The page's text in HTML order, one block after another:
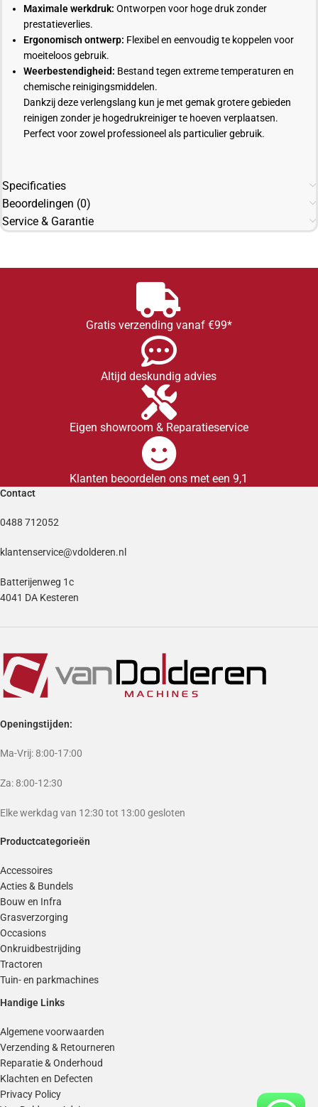
Maximale werkdruk: Ontworpen voor hoge druk zonder
prestatieverlies.
Ergonomisch ontwerp: Flexibel en eenvoudig te koppelen voor
moeiteloos gebruik.
Weerbestendigheid: Bestand tegen extreme temperaturen en
chemische reinigingsmiddelen.
Dankzij deze verlengslang kun je met gemak grotere gebieden
reinigen zonder je hogedrukreiniger te hoeven verplaatsen.
Perfect voor zowel professioneel als particulier gebruik.
Specificaties
Beoordelingen (0)
Service & Garantie
Gratis verzending vanaf €99*
Altijd deskundig advies
Eigen showroom & Reparatieservice
Klanten beoordelen ons met een 9,1
Contact
0488 712052
klantenservice@vdolderen.nl
Batterijenweg 1c
4041 DA Kesteren
Openingstijden:
Ma-Vrij: 8:00-17:00
Za: 8:00-12:30
Elke werkdag van 12:30 tot 13:00 gesloten
Productcategorieën
Accessoires
Acties & Bundels
Bouw en Infra
Grasverzorging
Occasions
Onkruidbestrijding
Tractoren
Tuin- en parkmachines
Handige Links
Algemene voorwaarden
Verzending & Retourneren
Reparatie & Onderhoud
Klachten en Defecten
Privacy Policy